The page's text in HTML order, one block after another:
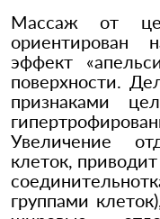
Массаж от
ориентирован
эффект
поверхности.
признаками
Увеличение
клеток,
группами